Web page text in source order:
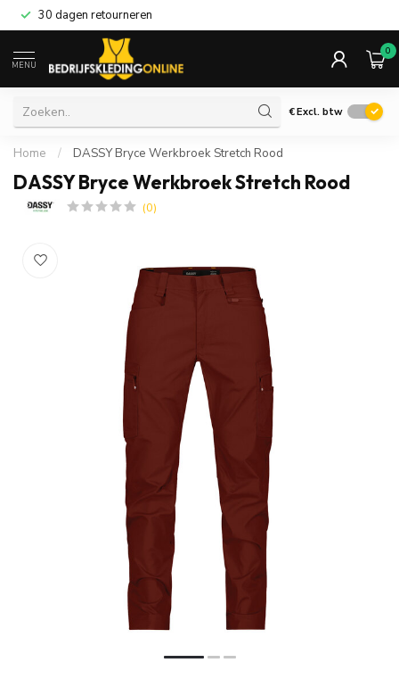
30 dagen retourneren
MENU
0
€Excl. btw
Home / DASSY Bryce Werkbroek Stretch Rood
DASSY Bryce Werkbroek Stretch Rood
(0)